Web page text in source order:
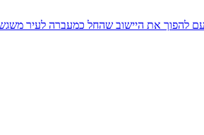
להפוך את היישוב שהחל כמעברה לעיר